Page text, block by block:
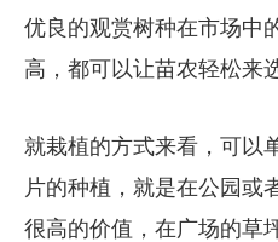
优良的观赏树种在市场中
高，都可以让苗农轻松来
就栽植的方式来看，可以
片的种植，就是在公园或
很高的价值，在广场的草